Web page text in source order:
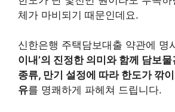
체가 마비되기 때문인데요.
신한은행 주택담보대출 약관에 명
이내’의 진정한 의미와 함께 담보
종류, 만기 설정에 따라 한도가 깎
유를 명쾌하게 파헤쳐 드립니다.